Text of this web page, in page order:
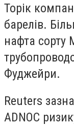
Торік
барелів.
нафта сорту
Фуджейри.
Reuters
ADNOC